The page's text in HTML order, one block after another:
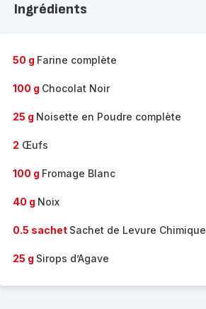
gamme
Ingrédients
50 g Farine complète
100 g Chocolat Noir
25 g Noisette en Poudre complète
2 Œufs
100 g Fromage Blanc
40 g Noix
0.5 sachet Sachet de Levure Chimique
25 g Sirops d’Agave